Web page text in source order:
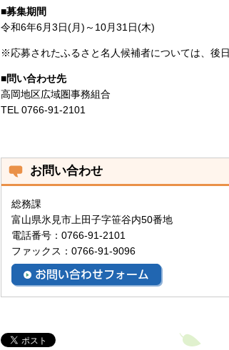
■募集期間
令和6年6月3日(月)～10月31日(木)
※応募されたふるさと名人候補者については、後
■問い合わせ先
高岡地区広域圏事務組合
TEL 0766-91-2101
お問い合わせ
総務課
富山県氷見市上田子字笹谷内50番地
電話番号：0766-91-2101
ファックス：0766-91-9096